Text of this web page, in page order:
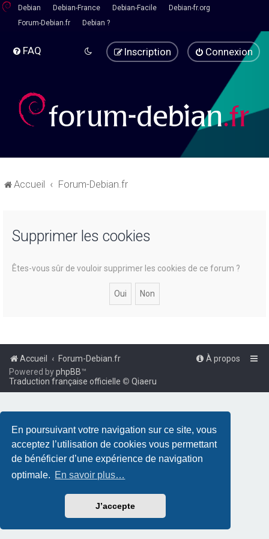
En poursuivant votre navigation sur ce site, vous
acceptez l’utilisation de cookies vous permettant
de bénéficier d’une expérience de navigation
optimale. En savoir plus…
J’accepte
Debian Debian-France Debian-Facile
Debian-fr.org
Forum-Debian.fr
Debian ?
FAQ Connexion
Inscription
Accueil Forum-Debian.fr
Supprimer les cookies
Êtes-vous sûr de vouloir supprimer les cookies de ce forum ?
Accueil Forum-Debian.fr
À propos
Powered byphpBB™
Traduction française officielle © Qiaeru